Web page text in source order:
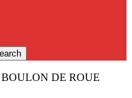
BOULON DE ROUE